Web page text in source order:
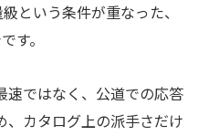
という条件が重なった、
す。
速ではなく、公道での応答
カタログ上の派手さだけ